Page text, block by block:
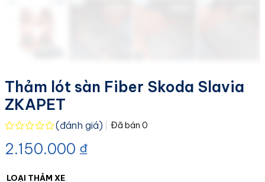
Thảm lót sàn Fiber Skoda Slavia
ZKAPET
xếp
5
(đánh giá) Đã bán0
2.150.000 ₫
LOẠI THẢM XE